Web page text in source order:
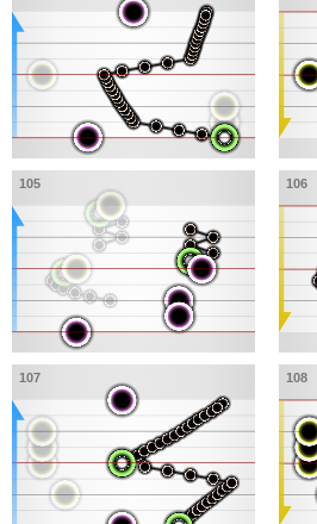
105 106
107 108